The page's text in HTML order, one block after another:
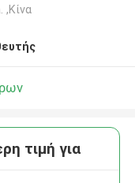
,Κίνα
τιμή για